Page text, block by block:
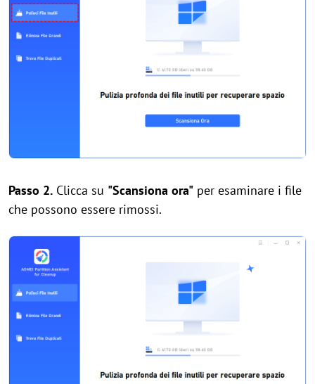
Passo 2. Clicca su "Scansiona ora" per esaminare i file
che possono essere rimossi.